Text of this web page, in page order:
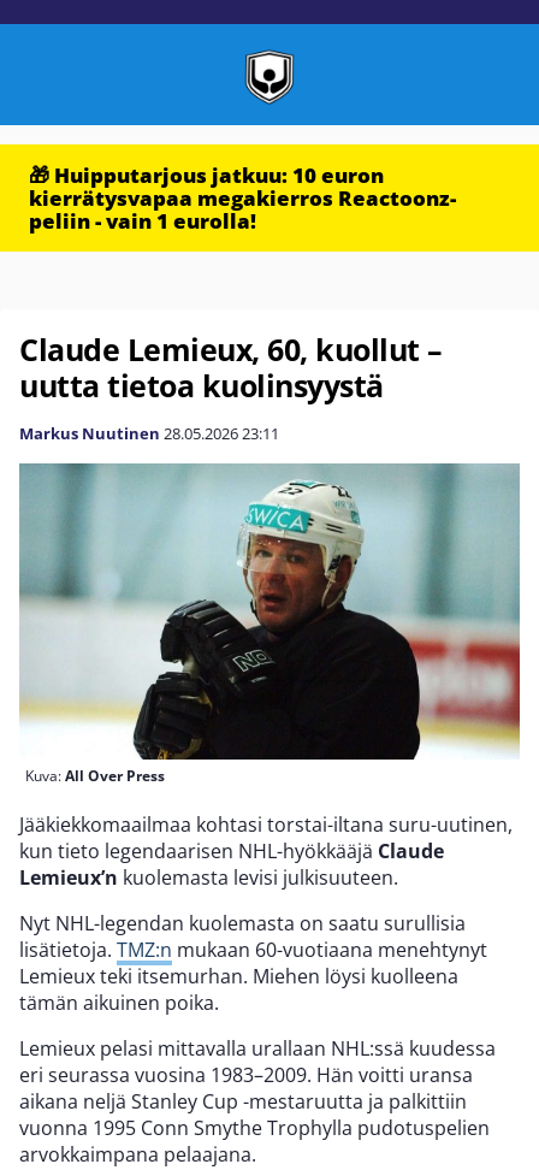
🎁 Huipputarjous jatkuu: 10 euron
kierrätysvapaa megakierros Reactoonz-
peliin - vain 1 eurolla!
Claude Lemieux, 60, kuollut –
uutta tietoa kuolinsyystä
Markus Nuutinen 28.05.202623:11
Kuva:All Over Press
Jääkiekkomaailmaa kohtasi torstai-iltana suru-uutinen,
kun tieto legendaarisen NHL-hyökkääjä Claude
Lemieux’n kuolemasta levisi julkisuuteen.
Nyt NHL-legendan kuolemasta on saatu surullisia
lisätietoja. TMZ:n mukaan 60-vuotiaana menehtynyt
Lemieux teki itsemurhan. Miehen löysi kuolleena
tämän aikuinen poika.
Lemieux pelasi mittavalla urallaan NHL:ssä kuudessa
eri seurassa vuosina 1983–2009. Hän voitti uransa
aikana neljä Stanley Cup -mestaruutta ja palkittiin
vuonna 1995 Conn Smythe Trophylla pudotuspelien
arvokkaimpana pelaajana.